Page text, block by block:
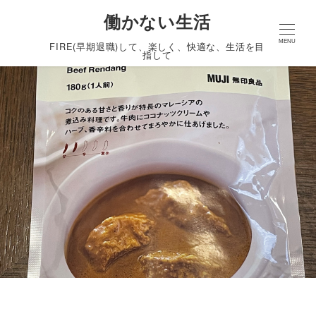
働かない生活
FIRE(早期退職)して、楽しく、快適な、生活を目
指して
MENU